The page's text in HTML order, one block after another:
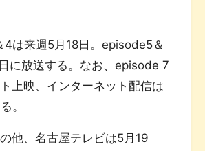
は来週5月18日。episode5＆
に放送する。なお、episode 7
上映、インターネット配信は
。
他、名古屋テレビは5月19